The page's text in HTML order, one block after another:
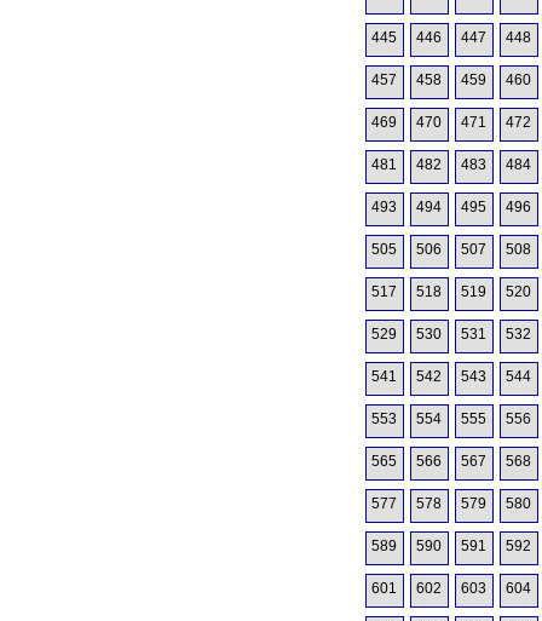
445 446 447 448
457 458 459 460
469 470 471 472
481 482 483 484
493 494 495 496
505 506 507 508
517 518 519 520
529 530 531 532
541 542 543 544
553 554 555 556
565 566 567 568
577 578 579 580
589 590 591 592
601 602 603 604